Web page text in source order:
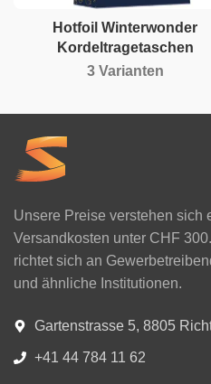
Hotfoil Winterwonder
Kordeltragetaschen
3 Varianten
Unsere Preise verstehen sich
Versandkosten unter CHF
richtet sich an
und ähnliche Institutionen.
Gartenstrasse 5, 8805
+41 44 784 11 62